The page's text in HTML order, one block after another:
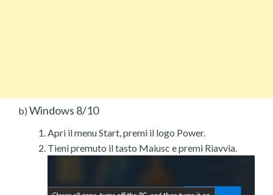
b) Windows 8/10
Apri il menu Start, premi il logo Power.
Tieni premuto il tasto Maiusc e premi Riavvia.